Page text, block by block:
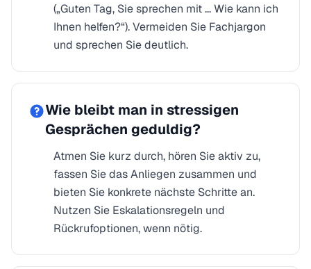
(„Guten Tag, Sie sprechen mit ... Wie kann ich
Ihnen helfen?“). Vermeiden Sie Fachjargon
und sprechen Sie deutlich.
Wie bleibt man in stressigen
Gesprächen geduldig?
Atmen Sie kurz durch, hören Sie aktiv zu,
fassen Sie das Anliegen zusammen und
bieten Sie konkrete nächste Schritte an.
Nutzen Sie Eskalationsregeln und
Rückrufoptionen, wenn nötig.